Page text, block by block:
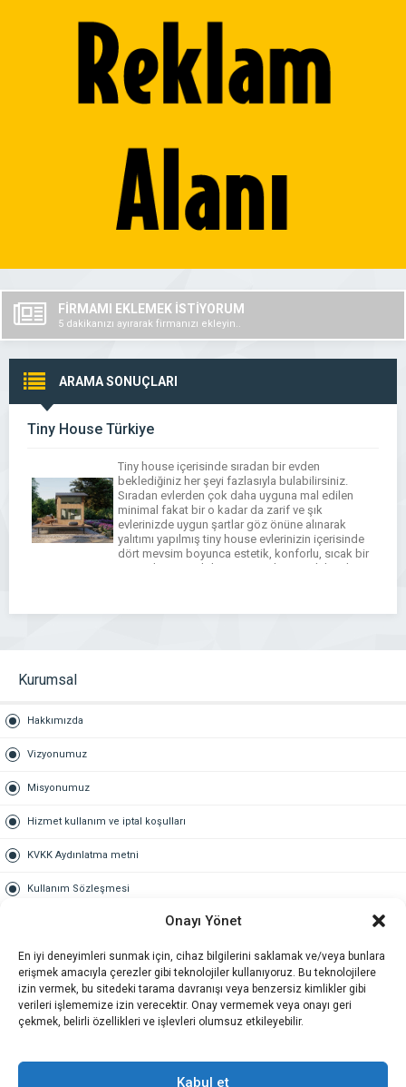
Onayı Yönet
En iyi deneyimleri sunmak için, cihaz bilgilerini saklamak ve/veya bunlara
erişmek amacıyla çerezler gibi teknolojiler kullanıyoruz. Bu teknolojilere
izin vermek, bu sitedeki tarama davranışı veya benzersiz kimlikler gibi
verileri işlememize izin verecektir. Onay vermemek veya onayı geri
çekmek, belirli özellikleri ve işlevleri olumsuz etkileyebilir.
Kabul et
FİRMAMI EKLEMEK İSTİYORUM
5 dakikanızı ayırarak firmanızı ekleyin..
ARAMA SONUÇLARI
Tiny House Türkiye
Tiny house içerisinde sıradan bir evden
beklediğiniz her şeyi fazlasıyla bulabilirsiniz.
Sıradan evlerden çok daha uyguna mal edilen
minimal fakat bir o kadar da zarif ve şık
evlerinizde uygun şartlar göz önüne alınarak
yalıtımı yapılmış tiny house evlerinizin içerisinde
dört mevsim boyunca estetik, konforlu, sıcak bir
ortamda yaşayabilirsiniz. Tiny house alırken bir
Kurumsal
Hakkımızda
Vizyonumuz
Misyonumuz
Hizmet kullanım ve iptal koşulları
KVKK Aydınlatma metni
Kullanım Sözleşmesi
Gold üyelik nedir
Kariyer